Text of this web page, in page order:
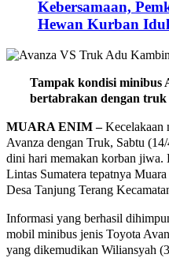
Kebersamaan,
Hewan Kurban
Tampak kondisi minibus
bertabrakan dengan truk
MUARA ENIM –Kecelakaan
Avanza dengan Truk, Sabtu
dini hari memakan korban jiwa.
Lintas Sumatera tepatnya
Desa Tanjung Terang
Informasi yang berhasil
mobil minibus jenis Toyota
yang dikemudikan Wiliansyah